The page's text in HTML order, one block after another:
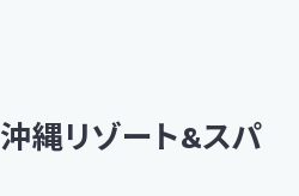
沖縄リゾート&スパ